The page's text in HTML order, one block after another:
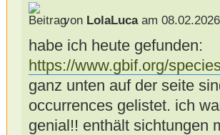
von LolaLucaam
habe ich heute gefunden:
https://www.gbif.org/
ganz unten auf der seite
occurrences gelistet. ich
genial!! enthält sichtungen